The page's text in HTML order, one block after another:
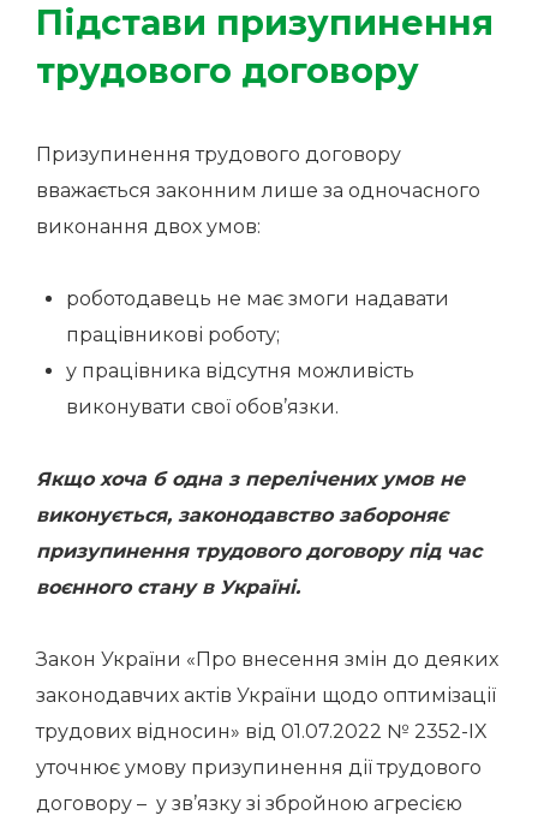
Підстави призупинення
трудового договору
Призупинення трудового договору
вважається законним лише за одночасного
виконання двох умов:
роботодавець не має змоги надавати
працівникові роботу;
у працівника відсутня можливість
виконувати свої обов’язки.
Якщо хоча б одна з перелічених умов не
виконується, законодавство забороняє
призупинення трудового договору під час
воєнного стану в Україні.
Закон України «Про внесення змін до деяких
законодавчих актів України щодо оптимізації
трудових відносин» від 01.07.2022 № 2352-IX
уточнює умову призупинення дії трудового
договору – у зв’язку зі збройною агресією